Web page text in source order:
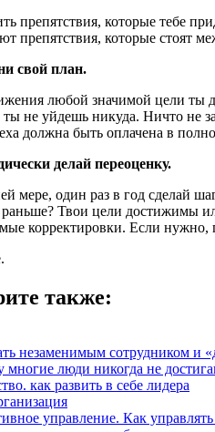
препятствия, которые тебе
препятствия, которые стоят
свой план.
любой значимой цели ты
ты не уйдешь никуда. Ничто не
должна быть оплачена в
делай переоценку.
мере, один раз в год сделай
Твои цели достижимы
корректировки. Если
также:
незаменимым сотрудником и
многие люди никогда не
как развить в себе лидера
управление. Как